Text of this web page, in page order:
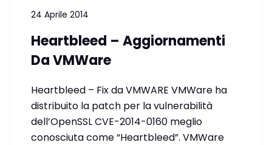
24 Aprile 2014
Heartbleed – Aggiornamenti
Da VMWare
Heartbleed – Fix da VMWARE VMWare ha
distribuito la patch per la vulnerabilità
dell’OpenSSL CVE-2014-0160 meglio
conosciuta come “Heartbleed”. VMWare